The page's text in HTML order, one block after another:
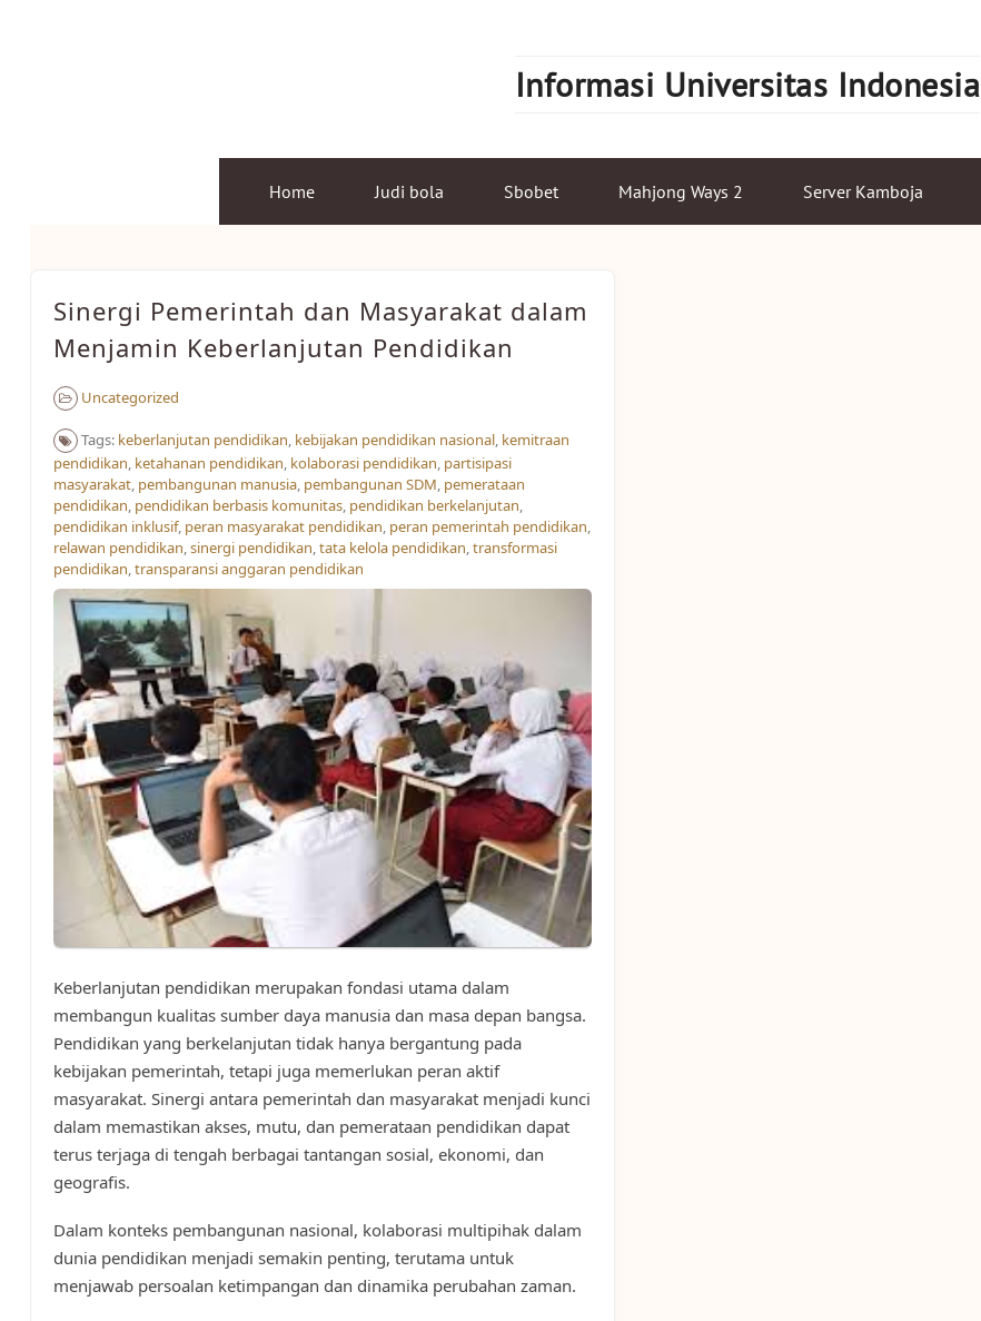
Informasi Universitas Indonesia
Home Judi bola Sbobet Mahjong Ways 2 Server Kamboja
Sinergi Pemerintah dan Masyarakat dalam
Menjamin Keberlanjutan Pendidikan
Uncategorized
Tags: keberlanjutan pendidikan, kebijakan pendidikan nasional, kemitraan
pendidikan, ketahanan pendidikan, kolaborasi pendidikan, partisipasi
masyarakat, pembangunan manusia, pembangunan SDM, pemerataan
pendidikan, pendidikan berbasis komunitas, pendidikan berkelanjutan,
pendidikan inklusif, peran masyarakat pendidikan, peran pemerintah pendidikan,
relawan pendidikan,sinergi pendidikan,tata kelola pendidikan,transformasi
pendidikan,transparansi anggaran pendidikan
Keberlanjutan pendidikan merupakan fondasi utama dalam
membangun kualitas sumber daya manusia dan masa depan bangsa.
Pendidikan yang berkelanjutan tidak hanya bergantung pada
kebijakan pemerintah, tetapi juga memerlukan peran aktif
masyarakat. Sinergi antara pemerintah dan masyarakat menjadi kunci
dalam memastikan akses, mutu, dan pemerataan pendidikan dapat
terus terjaga di tengah berbagai tantangan sosial, ekonomi, dan
geografis.
Dalam konteks pembangunan nasional, kolaborasi multipihak dalam
dunia pendidikan menjadi semakin penting, terutama untuk
menjawab persoalan ketimpangan dan dinamika perubahan zaman.